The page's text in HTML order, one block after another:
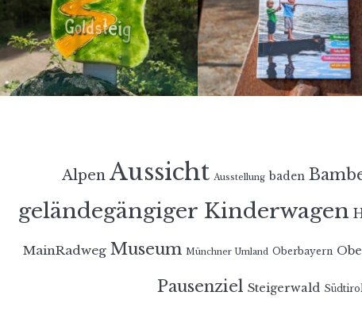
Alpen Aussicht Ausstellung baden
geländegängiger Kinderwagen
MainRadweg Museum Münchner Umland Oberbayern
Pausenziel Steigerwald